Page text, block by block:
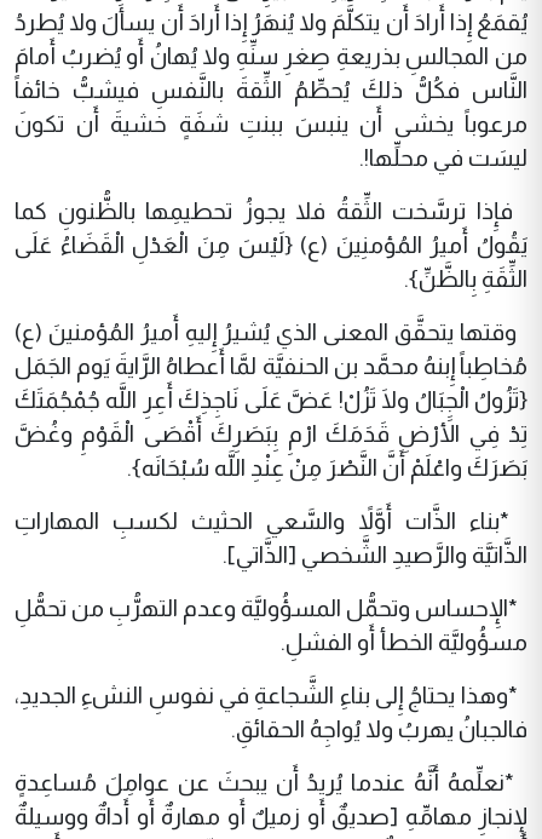
يُقمَعُ إِذا أَرادَ أَن يتكلَّمَ ولا يُنهَرُ إِذا أَرادَ أَن يسأَلَ ولا يُطردُ
من المجالسِ بذريعةِ صِغرِ سنِّهِ ولا يُهانُ أَو يُضربُ أَمامَ
النَّاس فكُلُّ ذلكَ يُحطِّمُ الثِّقةَ بالنَّفسِ فيشبُّ خائفاً
مرعوباً يخشى أَن ينبسَ ببنتِ شفَةٍ خشيةَ أَن تكونَ
ليسَت في محلِّها!.
فإِذا ترسَّخت الثِّقةُ فلا يجوزُ تحطيمِها بالظُّنونِ كما
يَقُولُ أَميرُ المُؤمنِينَ (ع) {لَيْسَ مِنَ الْعَدْلِ الْقَضَاءُ عَلَى
الثِّقَةِ بِالظَّنِّ}.
وقتها يتحقَّق المعنى الذي يُشيرُ إِليهِ أَميرُ المُؤمنينَ (ع)
مُخاطِباً إِبنهُ محمَّد بن الحنفيَّة لمَّا أَعطاهُ الرَّايةَ يَوم الجَمَل
{تَزُولُ الْجِبَالُ ولَا تَزُلْ! عَضَّ عَلَى نَاجِذِكَ أَعِرِ اللَّه جُمْجُمَتَكَ
تِدْ فِي الأَرْضِ قَدَمَكَ ارْمِ بِبَصَرِكَ أَقْصَى الْقَوْمِ وغُضَّ
بَصَرَكَ واعْلَمْ أَنَّ النَّصْرَ مِنْ عِنْدِ اللَّه سُبْحَانَه}.
*بناء الذَّات أَوَّلاً والسَّعي الحثيث لكسبِ المهاراتِ
الذَّاتيَّة والرَّصيدِ الشَّخصي [الذَّاتي].
*الإِحساس وتحمُّل المسؤُوليَّة وعدم التهرُّبِ من تحمُّلِ
مسؤُوليَّة الخطأ أَو الفشلِ.
*وهذا يحتاجُ إِلى بناءِ الشَّجاعةِ في نفوسِ النشءِ الجديدِ،
فالجبانُ يهربُ ولا يُواجِهُ الحقائقِ.
*نعلِّمهُ أَنَّهُ عندما يُريدُ أَن يبحثَ عن عوامِلَ مُساعِدةٍ
لإِنجازِ مهامِّهِ [صديقٌ أَو زميلٌ أَو مهارةٌ أَو أَداةٌ ووسيلةٌ